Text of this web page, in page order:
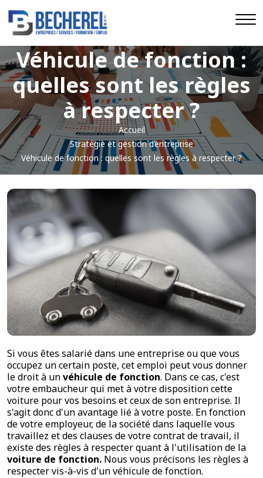
Véhicule de fonction :
quelles sont les règles
à respecter ?
Accueil
Stratégie et gestion d’entreprise
Véhicule de fonction : quelles sont les règles à respecter ?
Si vous êtes salarié dans une entreprise ou que vous
occupez un certain poste, cet emploi peut vous donner
le droit à unvéhicule de fonction. Dans ce cas, c'est
votre embaucheur qui met à votre disposition cette
voiture pour vos besoins et ceux de son entreprise. Il
s'agit donc d'un avantage lié à votre poste. En fonction
de votre employeur, de la société dans laquelle vous
travaillez et des clauses de votre contrat de travail, il
existe des règles à respecter quant à l'utilisation de la
voiture de fonction. Nous vous précisons les règles à
respecter vis-à-vis d'un véhicule de fonction.